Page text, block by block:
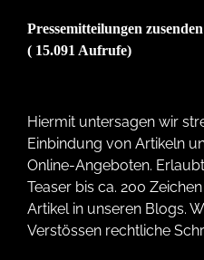
Pressemitteilungen zusenden
( 15.091 Aufrufe)
Hiermit untersagen wir
Einbindung von Artikeln
Online-Angeboten.
Teaser bis ca. 200
Artikel in unseren Blogs.
Verstössen rechtliche